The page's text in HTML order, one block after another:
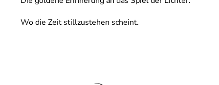
Wo die Zeit stillzustehen scheint.